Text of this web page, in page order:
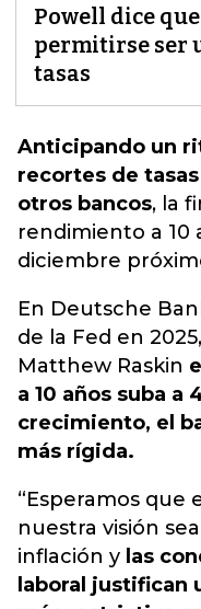
Powell dice
permitirse ser
tasas
Anticipando un
recortes de
otros bancos, la
rendimiento a 10
diciembre
En Deutsche
de la Fed en
Matthew Raskin
a 10 años suba a
crecimiento, el
más rígida.
“Esperamos que
nuestra visión
inflación y las
laboral justifican